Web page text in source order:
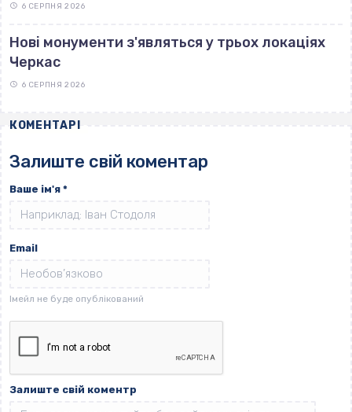
6 СЕРПНЯ 2026
Нові монументи з'являться у трьох локаціях
Черкас
6 СЕРПНЯ 2026
КОМЕНТАРІ
Залиште свій коментар
Ваше ім'я *
Email
Залиште свій коментр